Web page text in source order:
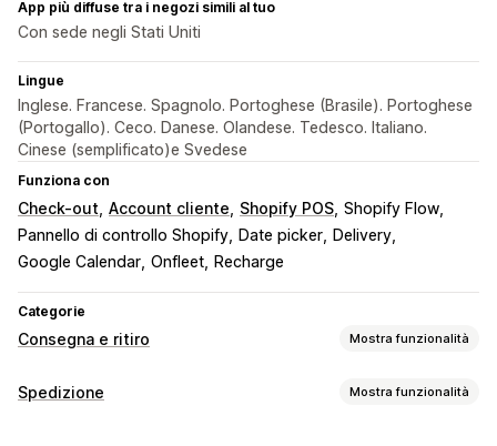
App più diffuse tra i negozi simili al tuo
Con sede negli Stati Uniti
Lingue
Inglese. Francese. Spagnolo. Portoghese (Brasile). Portoghese
(Portogallo). Ceco. Danese. Olandese. Tedesco. Italiano.
Cinese (semplificato)e Svedese
Funziona con
Check-out Account cliente Shopify POS Shopify Flow
Pannello di controllo Shopify
Date picker
Delivery
Google Calendar Onfleet Recharge
Categorie
Consegna e ritiro Mostra funzionalità
Opzioni di consegna
Spedizione Mostra funzionalità